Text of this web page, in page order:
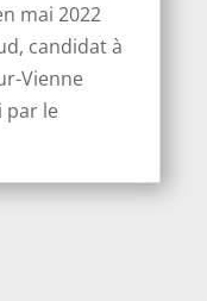
mai 2022
candidat à
Vienne
par le